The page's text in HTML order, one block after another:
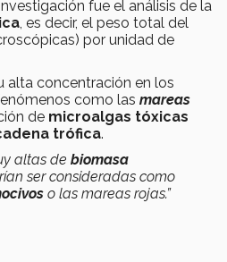
fue el análisis de la
, es decir, el peso total del
por unidad de
alta concentración en los
como las mareas
de microalgas tóxicas
trófica.
altas de biomasa
ser consideradas como
o las mareas rojas.”